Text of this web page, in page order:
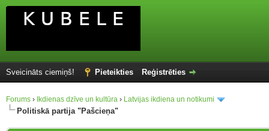
Sveicināts ciemiņš! Pieteikties Reģistrēties
Forums › Ikdienas dzīve un kultūra › Latvijas ikdiena un notikumi
Politiskā partija "Pašcieņa"